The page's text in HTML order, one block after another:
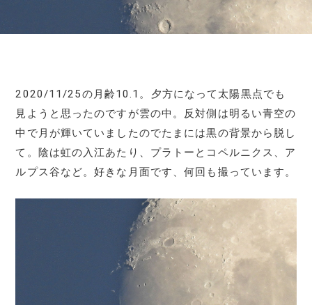
2020/11/25の月齢10.1。夕方になって太陽黒点でも
見ようと思ったのですが雲の中。反対側は明るい青空の
中で月が輝いていましたのでたまには黒の背景から脱し
て。陰は虹の入江あたり、プラトーとコペルニクス、ア
ルプス谷など。好きな月面です、何回も撮っています。